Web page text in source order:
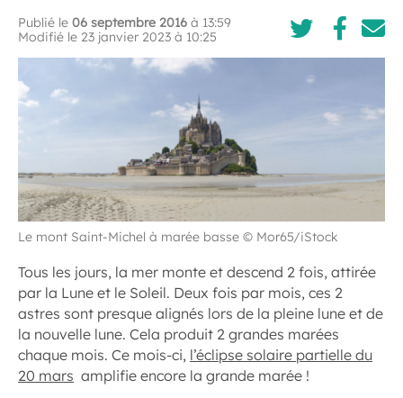
Publié le 06 septembre 2016 à 13:59
Modifié le 23 janvier 2023 à 10:25
Le mont Saint-Michel à marée basse © Mor65/iStock
Tous les jours, la mer monte et descend 2 fois, attirée
par la Lune et le Soleil. Deux fois par mois, ces 2
astres sont presque alignés lors de la pleine lune et de
la nouvelle lune. Cela produit 2 grandes marées
chaque mois. Ce mois-ci, l’éclipse solaire partielle du
20 mars amplifie encore la grande marée !